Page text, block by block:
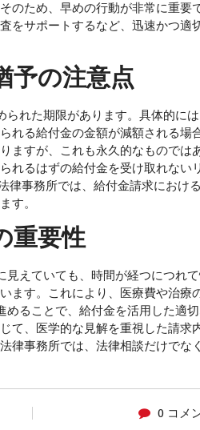
のため、早めの行動が非常に重要
をサポートするなど、迅速かつ適
予の注意点
れた期限があります。具体的に
れる給付金の金額が減額される場
ますが、これも永久的なものでは
れるはずの給付金を受け取れない
律事務所では、給付金請求におけ
す。
重要性
えていても、時間が経つにつれて
ます。これにより、医療費や治療
めることで、給付金を活用した適
て、医学的な見解を重視した請求
律事務所では、法律相談だけでな
0 コメ